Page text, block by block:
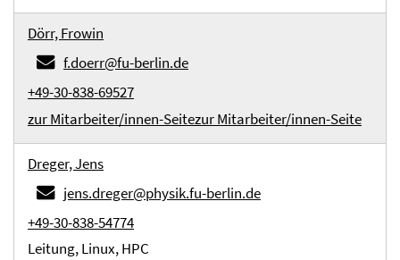
Dörr, Frowin
f.doerr@fu-berlin.de
+49-30-838-69527
zur Mitarbeiter/innen-Seitezur Mitarbeiter/innen-Seite
Dreger, Jens
jens.dreger@physik.fu-berlin.de
+49-30-838-54774
Leitung, Linux, HPC